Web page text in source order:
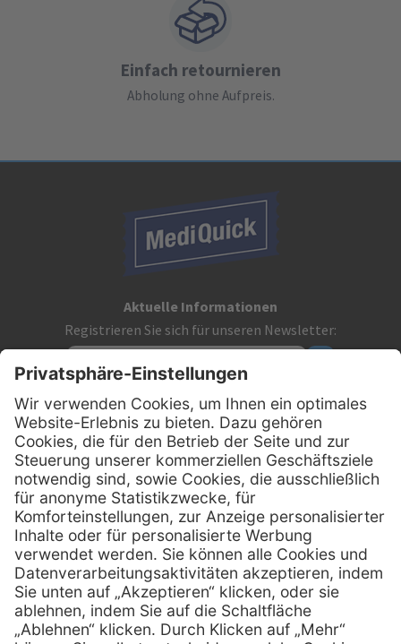
Einfach retournieren
Abholung ohne Aufpreis.
Aktuelle Informationen
Registrieren Sie sich für unseren Newsletter:
Kontakt
MediQuick Arzt- und Krankenhausbedarfshandel GmbH
Hans-Wunderlich-Straße 7
D-49078 Osnabrück
Telefon:0800 - 633 43 66
E-Mail: info @ mediquick.de
Services Hilfe